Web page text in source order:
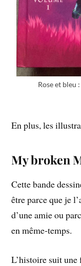
Rose et bleu
En plus, les
My broken
Cette bande
être parce que je
d’une amie ou
en même-temps.
L’histoire suit une